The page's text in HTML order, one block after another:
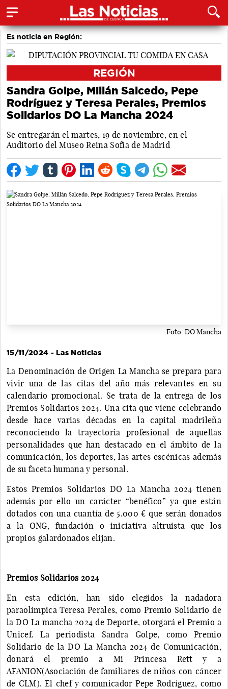
Es noticia en Región:
REGIÓN
Sandra Golpe, Millán Salcedo, Pepe
Rodríguez y Teresa Perales, Premios
Solidarios DO La Mancha 2024
Se entregarán el martes, 19 de noviembre, en el
Auditorio del Museo Reina Sofía de Madrid
Foto: DO Mancha
15/11/2024 - Las Noticias
La Denominación de Origen La Mancha se prepara para
vivir una de las citas del año más relevantes en su
calendario promocional. Se trata de la entrega de los
Premios Solidarios 2024. Una cita que viene celebrando
desde hace varias décadas en la capital madrileña
reconociendo la trayectoria profesional de aquellas
personalidades que han destacado en el ámbito de la
comunicación, los deportes, las artes escénicas además
de su faceta humana y personal.
Estos Premios Solidarios DO La Mancha 2024 tienen
además por ello un carácter “benéfico” ya que están
dotados con una cuantía de 5.000 € que serán donados
a la ONG, fundación o iniciativa altruista que los
propios galardonados elijan.
Premios Solidarios 2024
En esta edición, han sido elegidos la nadadora
paraolímpica Teresa Perales, como Premio Solidario de
la DO La mancha 2024 de Deporte, otorgará el Premio a
Unicef. La periodista Sandra Golpe, como Premio
Solidario de la DO La Mancha 2024 de Comunicación,
donará el premio a Mi Princesa Rett y a
AFANION(Asociación de familiares de niños con cáncer
de CLM). El chef y comunicador Pepe Rodríguez, como